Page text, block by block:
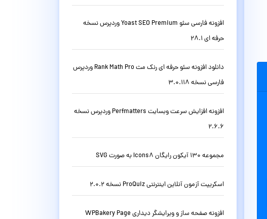
افزونه فارسی سئو Yoast SEO Premium وردپرس نسخه
حرفه ای 28.1
دانلود افزونه سئو حرفه ای رنک مث Rank Math Pro وردپرس
فارسی نسخه 3.0.118
افزونه افزایش سرعت وبسایت Perfmatters وردپرس نسخه
2.6.6
مجموعه 130 آیکون رایگان Icons8 به صورت SVG
اسکریپت آزمون آنلاین اینترنتی ProQuiz نسخه 2.0.2
افزونه صفحه ساز و ویرایشگر دیداری WPBakery Page